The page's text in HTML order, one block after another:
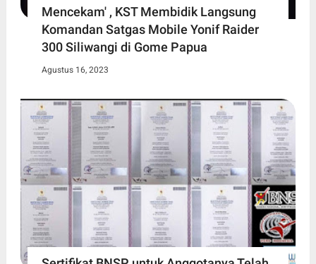
Mencekam' , KST Membidik Langsung
Komandan Satgas Mobile Yonif Raider
300 Siliwangi di Gome Papua
Agustus 16, 2023